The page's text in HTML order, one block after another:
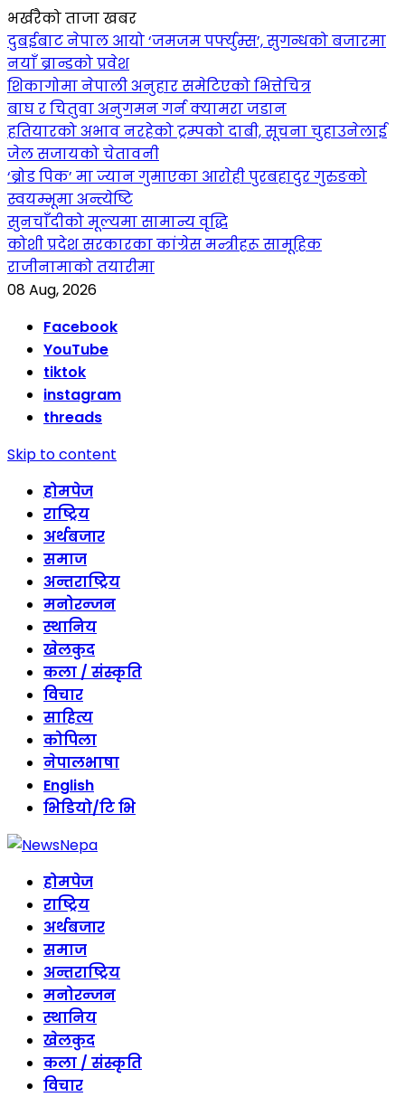
भर्खरैको ताजा खबर
दुबईबाट नेपाल आयो ‘जमजम पर्फ्युम्स’, सुगन्धको बजारमा
नयाँ ब्रान्डको प्रवेश
शिकागोमा नेपाली अनुहार समेटिएको भित्तेचित्र
बाघ र चितुवा अनुगमन गर्न क्यामरा जडान
हतियारको अभाव नरहेको ट्रम्पको दाबी, सूचना चुहाउनेलाई
जेल सजायको चेतावनी
‘ब्रोड पिक’ मा ज्यान गुमाएका आराेही पुरबहादुर गुरुङको
स्वयम्भूमा अन्त्येष्टि
सुनचाँदीको मूल्यमा सामान्य वृद्धि
कोशी प्रदेश सरकारका कांग्रेस मन्त्रीहरू सामूहिक
राजीनामाको तयारीमा
08 Aug, 2026
Facebook
YouTube
tiktok
instagram
threads
Skip to content
होमपेज
राष्ट्रिय
अर्थबजार
समाज
अन्तराष्ट्रिय
मनोरन्जन
स्थानिय
खेलकुद
कला / संस्कृति
विचार
साहित्य
कोपिला
नेपालभाषा
English
भिडियो/टि भि
होमपेज
राष्ट्रिय
अर्थबजार
समाज
अन्तराष्ट्रिय
मनोरन्जन
स्थानिय
खेलकुद
कला / संस्कृति
विचार